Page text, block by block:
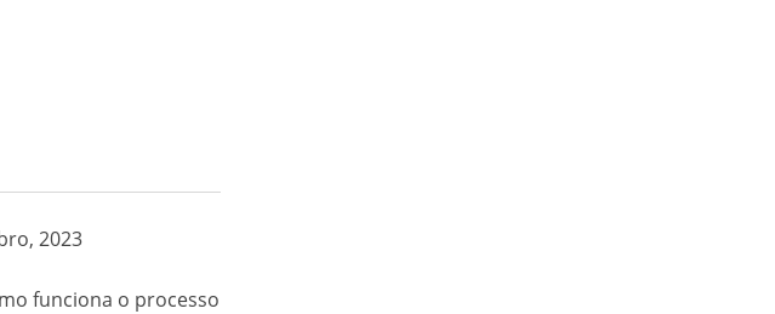
2023
funciona o processo